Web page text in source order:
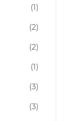
(1)
(2)
(2)
(1)
(3)
(3)